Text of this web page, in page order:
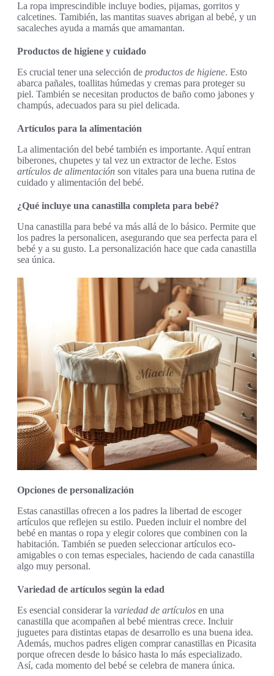
La ropa imprescindible incluye bodies, pijamas, gorritos y
calcetines. Tamibién, las mantitas suaves abrigan al bebé, y un
sacaleches ayuda a mamás que amamantan.
Productos de higiene y cuidado
Es crucial tener una selección de productos de higiene. Esto
abarca pañales, toallitas húmedas y cremas para proteger su
piel. También se necesitan productos de baño como jabones y
champús, adecuados para su piel delicada.
Artículos para la alimentación
La alimentación del bebé también es importante. Aquí entran
biberones, chupetes y tal vez un extractor de leche. Estos
artículos de alimentación son vitales para una buena rutina de
cuidado y alimentación del bebé.
¿Qué incluye una canastilla completa para bebé?
Una canastilla para bebé va más allá de lo básico. Permite que
los padres la personalicen, asegurando que sea perfecta para el
bebé y a su gusto. La personalización hace que cada canastilla
sea única.
Opciones de personalización
Estas canastillas ofrecen a los padres la libertad de escoger
artículos que reflejen su estilo. Pueden incluir el nombre del
bebé en mantas o ropa y elegir colores que combinen con la
habitación. También se pueden seleccionar artículos eco-
amigables o con temas especiales, haciendo de cada canastilla
algo muy personal.
Variedad de artículos según la edad
Es esencial considerar la variedad de artículos en una
canastilla que acompañen al bebé mientras crece. Incluir
juguetes para distintas etapas de desarrollo es una buena idea.
Además, muchos padres eligen comprar canastillas en Picasita
porque ofrecen desde lo básico hasta lo más especializado.
Así, cada momento del bebé se celebra de manera única.